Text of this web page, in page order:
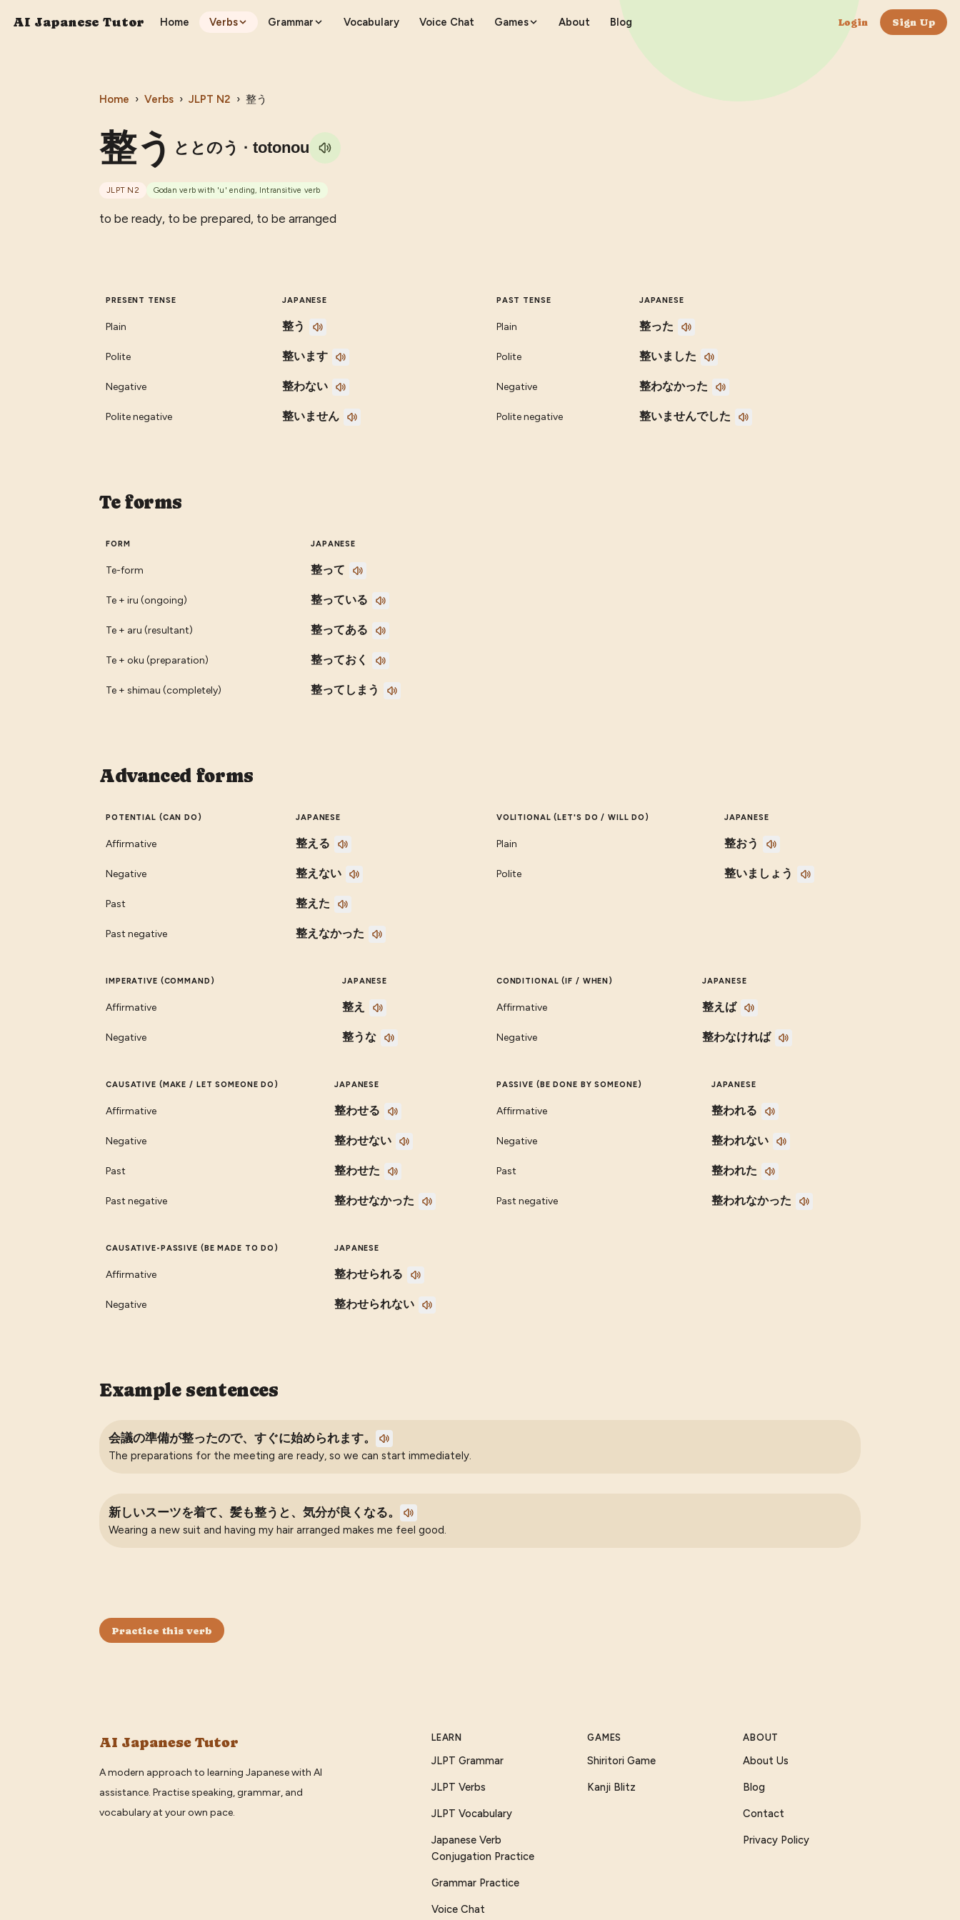
AI Japanese Tutor Home Verbs Grammar Vocabulary Voice Chat Games About Blog Login Sign Up
Home › Verbs › JLPT N2 › 整う
整う ととのう · totonou
JLPT N2 Godan verb with 'u' ending, Intransitive verb
to be ready, to be prepared, to be arranged
PRESENT TENSE JAPANESE
Plain 整う
Polite 整います
Negative 整わない
Polite negative 整いません
PAST TENSE JAPANESE
Plain 整った
Polite 整いました
Negative 整わなかった
Polite negative 整いませんでした
Te forms
FORM JAPANESE
Te-form 整って
Te + iru (ongoing) 整っている
Te + aru (resultant) 整ってある
Te + oku (preparation) 整っておく
Te + shimau (completely) 整ってしまう
Advanced forms
POTENTIAL (CAN DO) JAPANESE
Affirmative 整える
Negative 整えない
Past 整えた
Past negative 整えなかった
VOLITIONAL (LET'S DO / WILL DO) JAPANESE
Plain 整おう
Polite 整いましょう
IMPERATIVE (COMMAND) JAPANESE
Affirmative 整え
Negative 整うな
CONDITIONAL (IF / WHEN) JAPANESE
Affirmative 整えば
Negative 整わなければ
CAUSATIVE (MAKE / LET SOMEONE DO) JAPANESE
Affirmative 整わせる
Negative 整わせない
Past 整わせた
Past negative 整わせなかった
PASSIVE (BE DONE BY SOMEONE) JAPANESE
Affirmative 整われる
Negative 整われない
Past 整われた
Past negative 整われなかった
CAUSATIVE-PASSIVE (BE MADE TO DO) JAPANESE
Affirmative 整わせられる
Negative 整わせられない
Example sentences
会議の準備が整ったので、すぐに始められます。
The preparations for the meeting are ready, so we can start immediately.
新しいスーツを着て、髪も整うと、気分が良くなる。
Wearing a new suit and having my hair arranged makes me feel good.
Practice this verb
AI Japanese Tutor
A modern approach to learning Japanese with AI
assistance. Practise speaking, grammar, and
vocabulary at your own pace.
LEARN
JLPT Grammar
JLPT Verbs
JLPT Vocabulary
Japanese Verb
Conjugation Practice
Grammar Practice
Voice Chat
GAMES
Shiritori Game
Kanji Blitz
ABOUT
About Us
Blog
Contact
Privacy Policy